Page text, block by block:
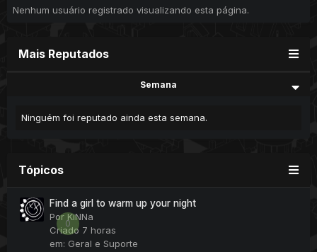
Nenhum usuário registrado visualizando esta página.
Mais Reputados
Semana
Ninguém foi reputado ainda esta semana.
Tópicos
0
Find a girl to warm up your night
Por KiNNa
Criado 7 horas
em: Geral e Suporte